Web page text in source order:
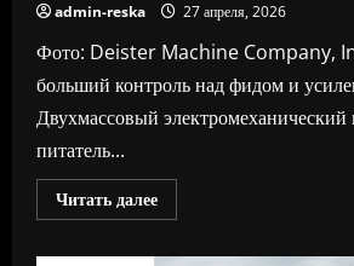
admin-reska 27 апреля, 2026
Фото: Deister Machine Company,
больший контроль над фидом и
Двухмассовый
питатель...
Читать далееПрочитать
больше